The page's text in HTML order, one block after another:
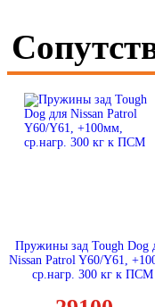
Пружины зад Tough Dog
Nissan Patrol Y60/Y61,
ср.нагр. 300 кг к ПСМ